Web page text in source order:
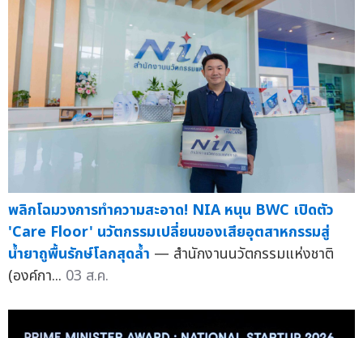
พลิกโฉมวงการทำความสะอาด! NIA หนุน BWC เปิดตัว
'Care Floor' นวัตกรรมเปลี่ยนของเสียอุตสาหกรรมสู่
น้ำยาถูพื้นรักษ์โลกสุดล้ำ — สำนักงานนวัตกรรมแห่งชาติ
(องค์กา... 03 ส.ค.